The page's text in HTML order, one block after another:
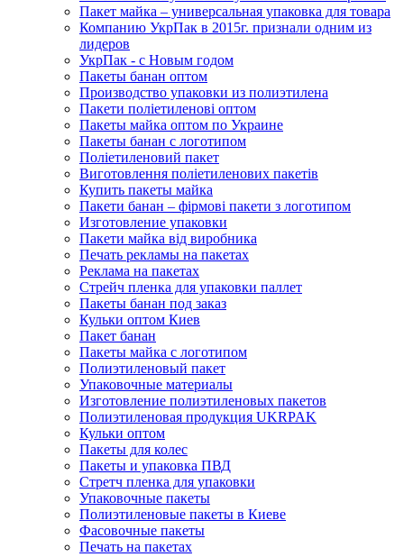
Пакет майка – универсальная упаковка для товара
Компанию УкрПак в 2015г. признали одним из
лидеров
УкрПак - с Новым годом
Пакеты банан оптом
Производство упаковки из полиэтилена
Пакети поліетиленові оптом
Пакеты майка оптом по Украине
Пакеты банан с логотипом
Поліетиленовий пакет
Виготовлення поліетиленових пакетів
Купить пакеты майка
Пакети банан – фірмові пакети з логотипом
Изготовление упаковки
Пакети майка від виробника
Печать рекламы на пакетах
Реклама на пакетах
Стрейч пленка для упаковки паллет
Пакеты банан под заказ
Кульки оптом Киев
Пакет банан
Пакеты майка с логотипом
Полиэтиленовый пакет
Упаковочные материалы
Изготовление полиэтиленовых пакетов
Полиэтиленовая продукция UKRPAK
Кульки оптом
Пакеты для колес
Пакеты и упаковка ПВД
Стретч пленка для упаковки
Упаковочные пакеты
Полиэтиленовые пакеты в Киеве
Фасовочные пакеты
Печать на пакетах